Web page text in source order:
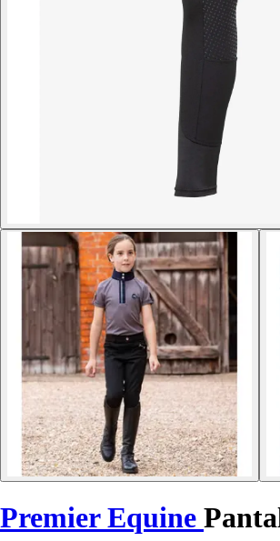
Premier Equine